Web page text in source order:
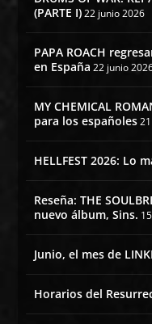
(PARTE I) 22 junio 2026
PAPA ROACH
en España 22 junio
MY CHEMICAL
para los españoles
HELLFEST 2026: Lo
Reseña: THE
nuevo álbum, Sins.
Junio, el mes de
Horarios del